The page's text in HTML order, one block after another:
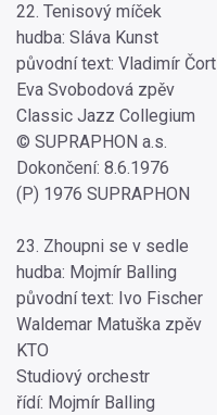
22. Tenisový míček
hudba: Sláva Kunst
původní text: Vladimír Čort
Eva Svobodová zpěv
Classic Jazz Collegium
© SUPRAPHON a.s.
Dokončení: 8.6.1976
(P) 1976 SUPRAPHON
23. Zhoupni se v sedle
hudba: Mojmír Balling
původní text: Ivo Fischer
Waldemar Matuška zpěv
KTO
Studiový orchestr
řídí: Mojmír Balling